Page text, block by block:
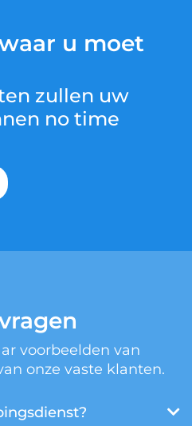
u moet
zullen uw
no time
voorbeelden van
onze vaste klanten.